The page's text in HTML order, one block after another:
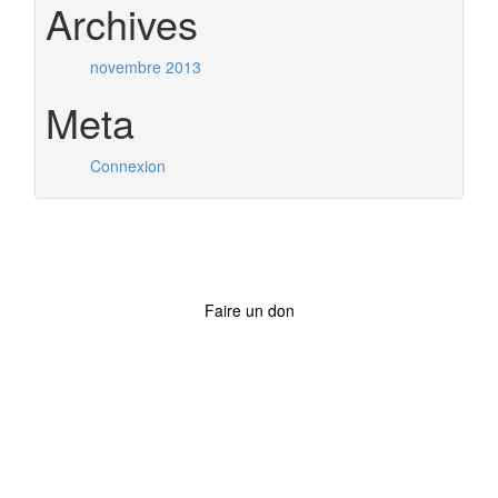
Archives
novembre 2013
Meta
Connexion
Faire un don